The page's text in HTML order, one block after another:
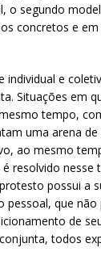
o segundo
concretos e
individual e
Situações em
tempo,
uma arena
ao mesmo
resolvido nesse
possui a
pessoal, que
de
todos